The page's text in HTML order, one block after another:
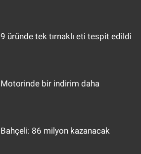
9 üründe tek tırnaklı eti tespit edildi
Motorinde bir indirim daha
Bahçeli: 86 milyon kazanacak